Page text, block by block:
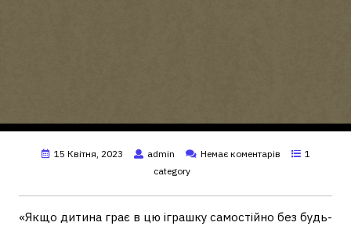
15 Квітня, 2023 admin Немає коментарів
1
category
«Якщо дитина грає в цю іграшку самостійно без будь-